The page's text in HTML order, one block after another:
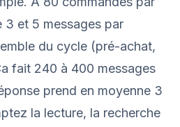
3 et 5 messages par
du cycle (pré-achat,
fait 240 à 400 messages
prend en moyenne 3
la lecture, la recherche